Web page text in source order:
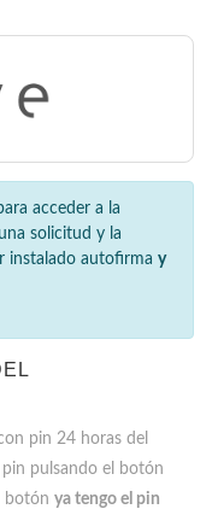
acceder a la
solicitud y la
instalado autofirma y
pin 24 horas del
pulsando el botón
botón ya tengo el pin